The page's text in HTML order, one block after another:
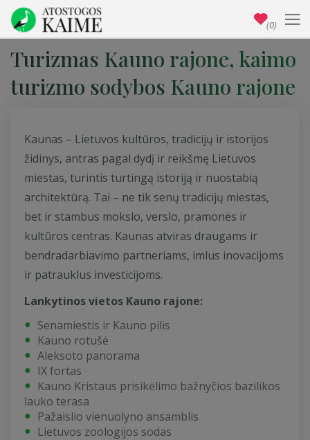
Turizmas Kauno rajone, kaimo
turizmo sodybos Kauno rajone
Kaunas – Lietuvos kultūros, tradicijų ir istorijos
židinys, antras pagal dydį ir reikšmę Lietuvos
miestas, turintis turtingą istoriją ir nuostabią
architektūrą. Tai – ne tik senų tradicijų miestas,
bet ir stambus mokslo, verslo, pramonės ir
kultūros centras. Kaunas atviras draugams ir
bendradarbiavimo partneriams, imlus inovacijoms
ir patrauklus investicijoms.
Lankytinos vietos Kauno rajone:
Senamiestis ir Kauno pilis
Kauno rotušė
Aleksoto panorama
IX fortas
Kauno Kristaus prisikėlimo bažnyčios bazilikos
lauko terasa
Pažaislio vienuolyno ansamblis
Lietuvos zoologijos sodas
(0)